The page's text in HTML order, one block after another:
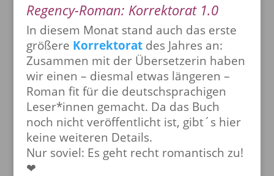
Regency-Roman: Korrektorat 1.0
In diesem Monat stand auch das erste
größere Korrektoratdes Jahres an:
Zusammen mit der Übersetzerin haben
wir einen – diesmal etwas längeren –
Roman fit für die deutschsprachigen
Leser*innen gemacht. Da das Buch
noch nicht veröffentlicht ist, gibt´s hier
keine weiteren Details.
Nur soviel: Es geht recht romantisch zu!
❤